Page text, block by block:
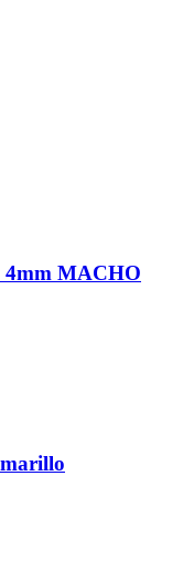
4mm MACHO